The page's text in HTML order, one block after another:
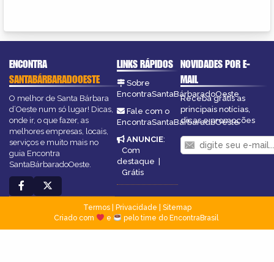
ENCONTRA
SANTABÁRBARADOOESTE
O melhor de Santa Bárbara
d’Oeste num só lugar! Dicas,
onde ir, o que fazer, as
melhores empresas, locais,
serviços e muito mais no
guia Encontra
SantaBárbaradoOeste.
LINKS RÁPIDOS
Sobre
EncontraSantaBárbaradoOeste
Fale com o
EncontraSantaBárbaradoOeste
ANUNCIE:
Com
destaque |
Grátis
NOVIDADES POR E-
MAIL
Receba grátis as
principais notícias,
dicas e promoções
Termos| Privacidade
Sitemap
Criado com
e pelo time do EncontraBrasil